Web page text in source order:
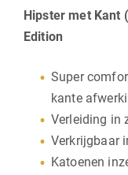
Hipster met Kant
Edition
Super
kante
Verleiding in
Verkrijgbaar
Katoenen